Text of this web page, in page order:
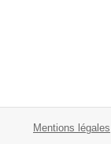
Mentions légales